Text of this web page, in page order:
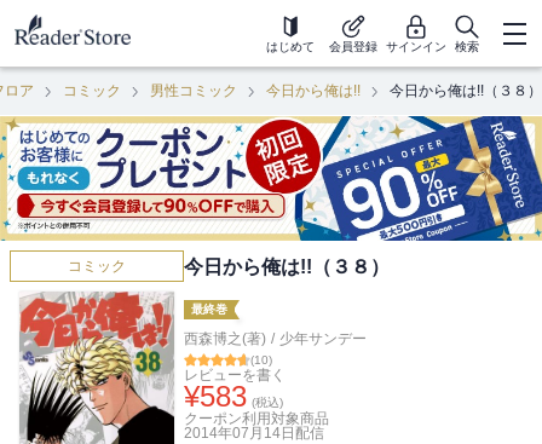
はじめて 会員登録 サインイン 検索
ロア コミック 男性コミック 今日から俺は!! 今日から俺は!!（３８）
コミック 今日から俺は!!（３８）
最終巻
西森博之(著) / 少年サンデー
(10)
レビューを書く
¥583 (税込)
クーポン利用対象商品
2014年07月14日 配信